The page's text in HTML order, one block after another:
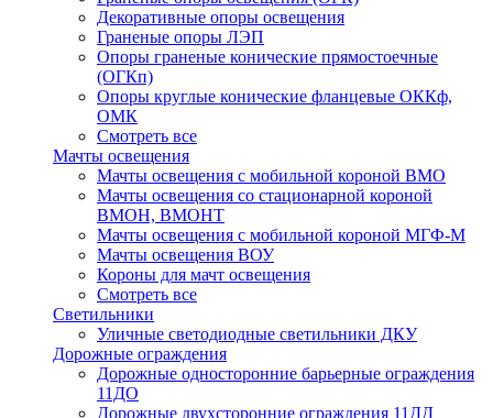
Декоративные опоры освещения
Граненые опоры ЛЭП
Опоры граненые конические прямостоечные
(ОГКп)
Опоры круглые конические фланцевые ОККф,
ОМК
Смотреть все
Мачты освещения
Мачты освещения с мобильной короной ВМО
Мачты освещения со стационарной короной
ВМОН, ВМОНТ
Мачты освещения с мобильной короной МГФ-М
Мачты освещения ВОУ
Короны для мачт освещения
Смотреть все
Светильники
Уличные светодиодные светильники ДКУ
Дорожные ограждения
Дорожные oдносторонние барьерные ограждения
11ДО
Дорожные двухсторонние ограждения 11ДД